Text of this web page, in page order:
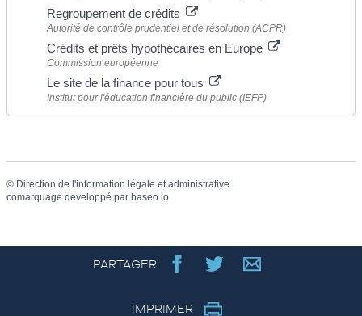
Regroupement de crédits
Autorité de contrôle prudentiel et de résolution (ACPR)
Crédits et prêts hypothécaires en Europe
Commission européenne
Le site de la finance pour tous
Institut pour l'éducation financière du public (IEFP)
© Direction de l'information légale et administrative
comarquage developpé par baseo.io
PARTAGER
IMPRIMER